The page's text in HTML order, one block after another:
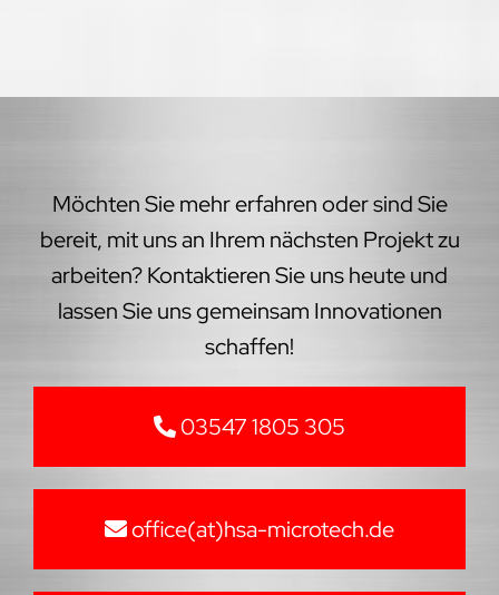
Möchten Sie mehr erfahren oder sind Sie
bereit, mit uns an Ihrem nächsten Projekt zu
arbeiten? Kontaktieren Sie uns heute und
lassen Sie uns gemeinsam Innovationen
schaffen!
03547 1805 305
office(at)hsa-microtech.de